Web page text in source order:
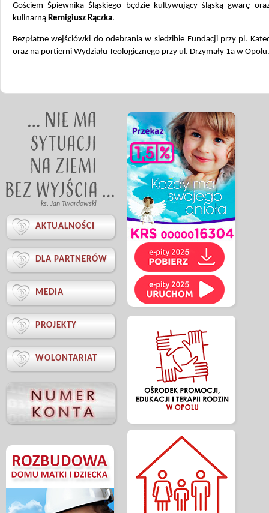
Gościem Śpiewnika Śląskiego będzie kultywujący śląską gwarę
kulinarną Remigiusz Rączka.
Bezpłatne wejściówki do odebrania w siedzibie Fundacji przy pl.
oraz na portierni Wydziału Teologicznego przy ul. Drzymały 1a w Opolu.
ks. Jan Twardowski
 AKTUALNOŚCI
 DLA PARTNERÓW
 MEDIA
 PROJEKTY
 WOLONTARIAT